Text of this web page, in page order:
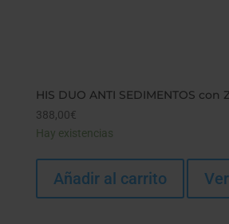
HIS DUO ANTI SEDIMENTOS con
388,00€
Hay existencias
Añadir al carrito Ver